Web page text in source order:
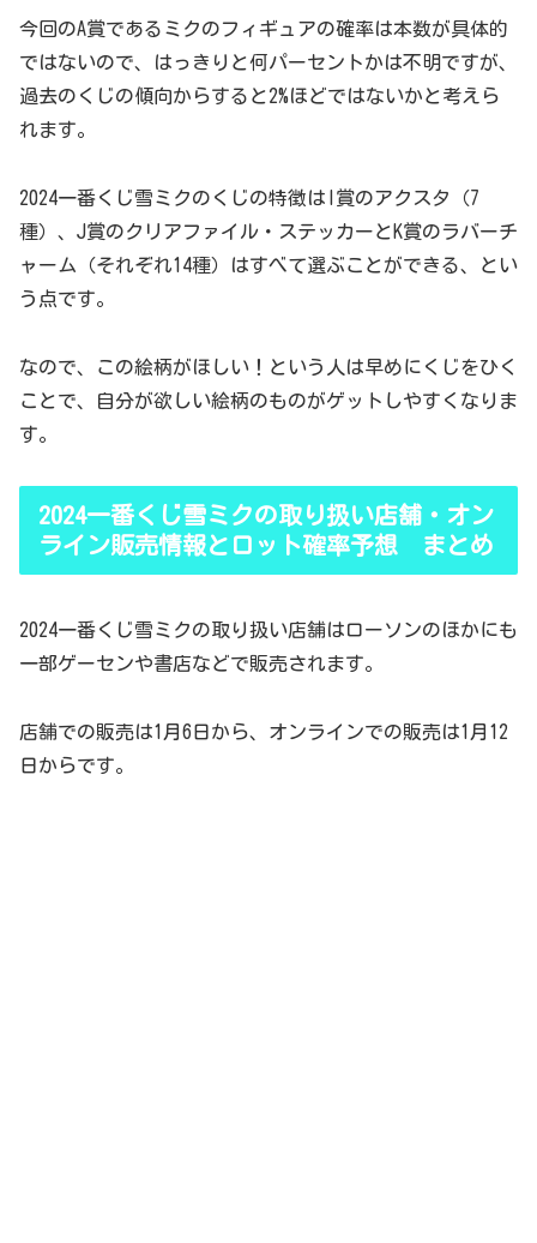
今回のA賞であるミクのフィギュアの確率は本数が具体的
ではないので、はっきりと何パーセントかは不明ですが、
過去のくじの傾向からすると2%ほどではないかと考えら
れます。
2024一番くじ雪ミクのくじの特徴はI賞のアクスタ（7
種）、J賞のクリアファイル・ステッカーとK賞のラバーチ
ャーム（それぞれ14種）はすべて選ぶことができる、とい
う点です。
なので、この絵柄がほしい！という人は早めにくじをひく
ことで、自分が欲しい絵柄のものがゲットしやすくなりま
す。
2024一番くじ雪ミクの取り扱い店舗・オン
ライン販売情報とロット確率予想 まとめ
2024一番くじ雪ミクの取り扱い店舗はローソンのほかにも
一部ゲーセンや書店などで販売されます。
店舗での販売は1月6日から、オンラインでの販売は1月12
日からです。